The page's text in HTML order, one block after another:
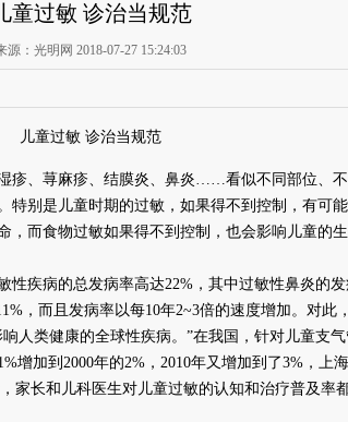
童过敏 诊治当规范
源：光明网 2018-07-27 15:24:03
儿童过敏 诊治当规范
、荨麻疹、结膜炎、鼻炎……看似不同部位、不
别是儿童时期的过敏，如果得不到控制，有可
而食物过敏如果得不到控制，也会影响儿童的生
疾病的总发病率高达22%，其中过敏性鼻炎的发
，而且发病率以每10年2~3倍的速度增加。对此
人类健康的全球性疾病。”在我国，针对儿童支
增加到2000年的2%，2010年又增加到了3%，上
家长和儿科医生对儿童过敏的认知和治疗普及率